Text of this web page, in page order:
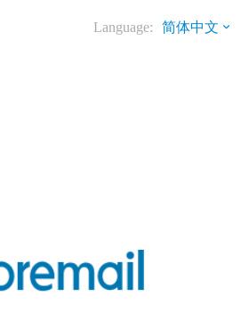
Language: 简体中文